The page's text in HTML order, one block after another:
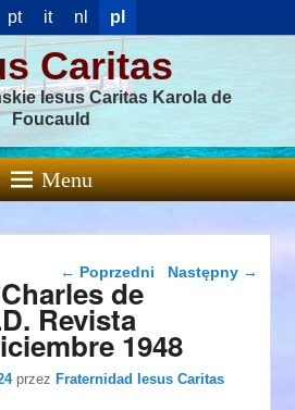
pt it nl pl
Caritas
Iesus Caritas Karola de
Foucauld
Menu
Nawigacja wpisu
← Poprzedni Następny →
de
Revista
1948
przezFraternidad Iesus Caritas